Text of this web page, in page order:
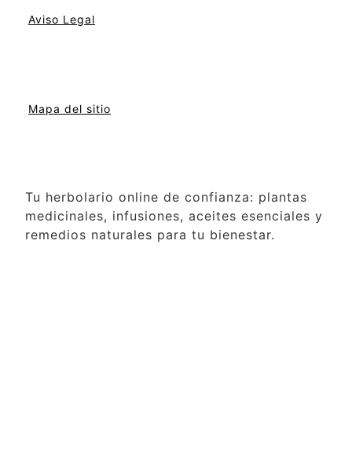
Aviso Legal
Mapa del sitio
Tu herbolario online de confianza: plantas
medicinales, infusiones, aceites esenciales y
remedios naturales para tu bienestar.